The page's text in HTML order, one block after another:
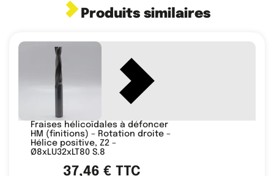
Produits similaires
Fraises hélicoïdales à défoncer
HM (finitions) – Rotation droite –
Hélice positive, Z2 –
Ø8xLU32xLT80 S.8
37,46 € TTC